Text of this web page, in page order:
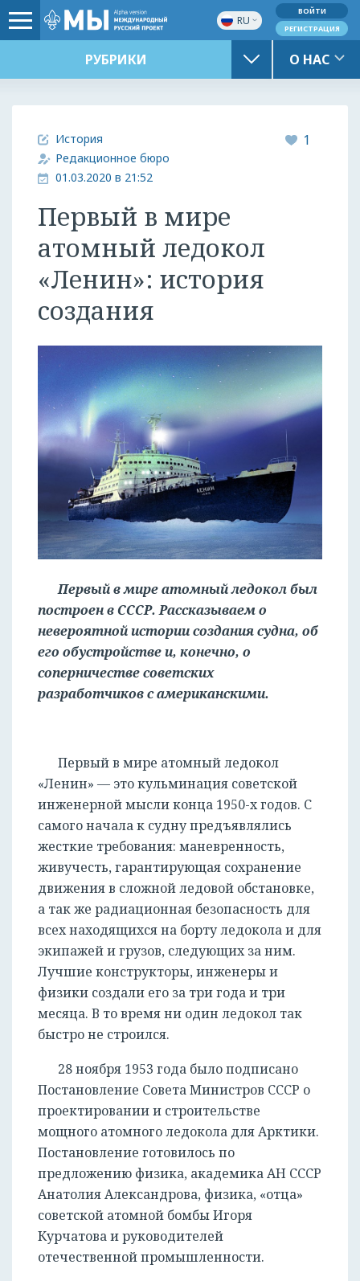
RU
ВОЙТИ
РЕГИСТРАЦИЯ
РУБРИКИ О НАС
История
Редакционное бюро
01.03.2020 в 21:52
1
Первый в мире
атомный ледокол
«Ленин»: история
создания
Первый в мире атомный ледокол был
построен в СССР. Рассказываем о
невероятной истории создания судна, об
его обустройстве и, конечно, о
соперничестве советских
разработчиков с американскими.
Первый в мире атомный ледокол
«Ленин» — это кульминация советской
инженерной мысли конца 1950-х годов. С
самого начала к судну предъявлялись
жесткие требования: маневренность,
живучесть, гарантирующая сохранение
движения в сложной ледовой обстановке,
а так же радиационная безопасность для
всех находящихся на борту ледокола и для
экипажей и грузов, следующих за ним.
Лучшие конструкторы, инженеры и
физики создали его за три года и три
месяца. В то время ни один ледокол так
быстро не строился.
28 ноября 1953 года было подписано
Постановление Совета Министров СССР о
проектировании и строительстве
мощного атомного ледокола для Арктики.
Постановление готовилось по
предложению физика, академика АН СССР
Анатолия Александрова, физика, «отца»
советской атомной бомбы Игоря
Курчатова и руководителей
отечественной промышленности.